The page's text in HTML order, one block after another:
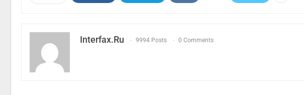
Interfax.ru 9994 Posts 0 Comments